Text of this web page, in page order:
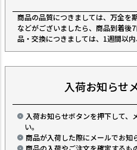
商品の品質につきましては、万全を
などがございましたら、商品到着後
品・交換につきましては、1週間以
入荷お知らせ
入荷お知らせボタンを押下して、
い。
商品が入荷した際にメールでお知
商品の入荷やご注文を確定するも